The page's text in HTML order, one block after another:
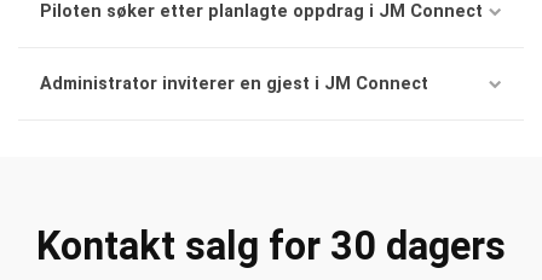
Piloten søker etter planlagte oppdrag i JM Connect
Administrator inviterer en gjest i JM Connect
Kontakt salg for 30 dagers